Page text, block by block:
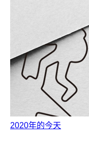
2020年的今天